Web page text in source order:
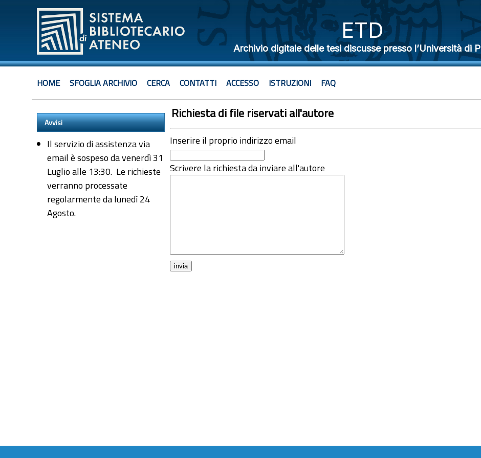
ETD
Archivio digitale delle tesi discusse presso l’Università di
HOME SFOGLIA ARCHIVIO CERCA CONTATTI ACCESSO ISTRUZIONI FAQ
Avvisi
Il servizio di assistenza via
email è sospeso da venerdì 31
Luglio alle 13:30. Le richieste
verranno processate
regolarmente da lunedì 24
Agosto.
Richiesta di file riservati all'autore
Inserire il proprio indirizzo email
Scrivere la richiesta da inviare all'autore